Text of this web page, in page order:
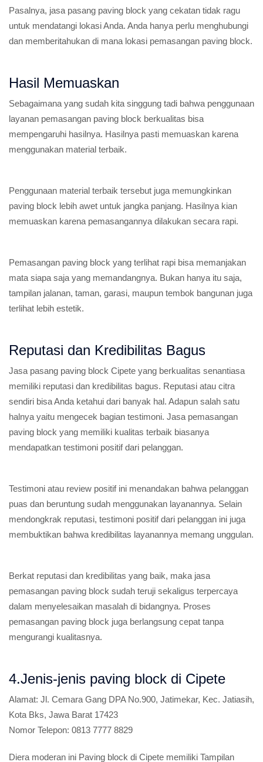
Pasalnya, jasa pasang paving block yang cekatan tidak ragu
untuk mendatangi lokasi Anda. Anda hanya perlu menghubungi
dan memberitahukan di mana lokasi pemasangan paving block.
Hasil Memuaskan
Sebagaimana yang sudah kita singgung tadi bahwa penggunaan
layanan pemasangan paving block berkualitas bisa
mempengaruhi hasilnya. Hasilnya pasti memuaskan karena
menggunakan material terbaik.
Penggunaan material terbaik tersebut juga memungkinkan
paving block lebih awet untuk jangka panjang. Hasilnya kian
memuaskan karena pemasangannya dilakukan secara rapi.
Pemasangan paving block yang terlihat rapi bisa memanjakan
mata siapa saja yang memandangnya. Bukan hanya itu saja,
tampilan jalanan, taman, garasi, maupun tembok bangunan juga
terlihat lebih estetik.
Reputasi dan Kredibilitas Bagus
Jasa pasang paving block Cipete yang berkualitas senantiasa
memiliki reputasi dan kredibilitas bagus. Reputasi atau citra
sendiri bisa Anda ketahui dari banyak hal. Adapun salah satu
halnya yaitu mengecek bagian testimoni. Jasa pemasangan
paving block yang memiliki kualitas terbaik biasanya
mendapatkan testimoni positif dari pelanggan.
Testimoni atau review positif ini menandakan bahwa pelanggan
puas dan beruntung sudah menggunakan layanannya. Selain
mendongkrak reputasi, testimoni positif dari pelanggan ini juga
membuktikan bahwa kredibilitas layanannya memang unggulan.
Berkat reputasi dan kredibilitas yang baik, maka jasa
pemasangan paving block sudah teruji sekaligus terpercaya
dalam menyelesaikan masalah di bidangnya. Proses
pemasangan paving block juga berlangsung cepat tanpa
mengurangi kualitasnya.
4.Jenis-jenis paving block di Cipete
Alamat: Jl. Cemara Gang DPA No.900, Jatimekar, Kec. Jatiasih,
Kota Bks, Jawa Barat 17423
Nomor Telepon: 0813 7777 8829
Diera moderan ini Paving block di Cipete memiliki Tampilan